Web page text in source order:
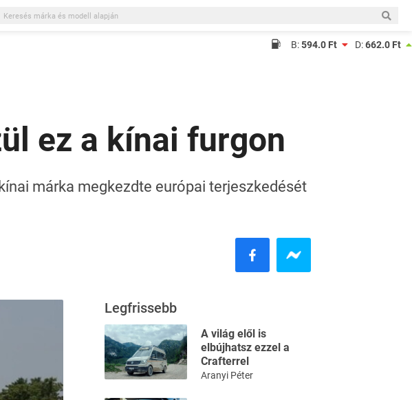
B:594.0 Ft D:662.0 Ft
ez a kínai furgon
márka megkezdte európai terjeszkedését
Legfrissebb
A világ elől is
elbújhatsz ezzel a
Crafterrel
Aranyi Péter